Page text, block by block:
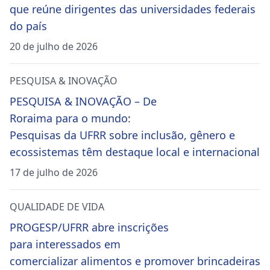
que reúne dirigentes das universidades federais
do país
20 de julho de 2026
PESQUISA & INOVAÇÃO
PESQUISA & INOVAÇÃO – De
Roraima para o mundo:
Pesquisas da UFRR sobre inclusão, gênero e
ecossistemas têm destaque local e internacional
17 de julho de 2026
QUALIDADE DE VIDA
PROGESP/UFRR abre inscrições
para interessados em
comercializar alimentos e promover brincadeiras